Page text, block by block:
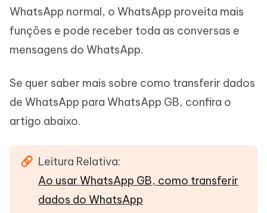
WhatsApp normal, o WhatsApp proveita mais
funções e pode receber toda as conversas e
mensagens do WhatsApp.
Se quer saber mais sobre como transferir dados
de WhatsApp para WhatsApp GB, confira o
artigo abaixo.
Leitura Relativa:
Ao usar WhatsApp GB, como transferir
dados do WhatsApp